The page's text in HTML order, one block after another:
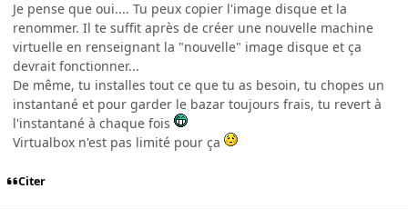
Je pense que oui.... Tu peux copier l'image disque et la
renommer. Il te suffit après de créer une nouvelle machine
virtuelle en renseignant la "nouvelle" image disque et ça
devrait fonctionner...
De même, tu installes tout ce que tu as besoin, tu chopes un
instantané et pour garder le bazar toujours frais, tu revert à
l'instantané à chaque fois
Virtualbox n'est pas limité pour ça
Citer